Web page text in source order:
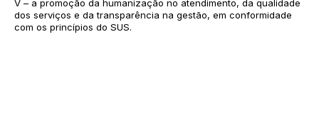
V – a promoção da humanização no atendimento, da qualidade
dos serviços e da transparência na gestão, em conformidade
com os princípios do SUS.